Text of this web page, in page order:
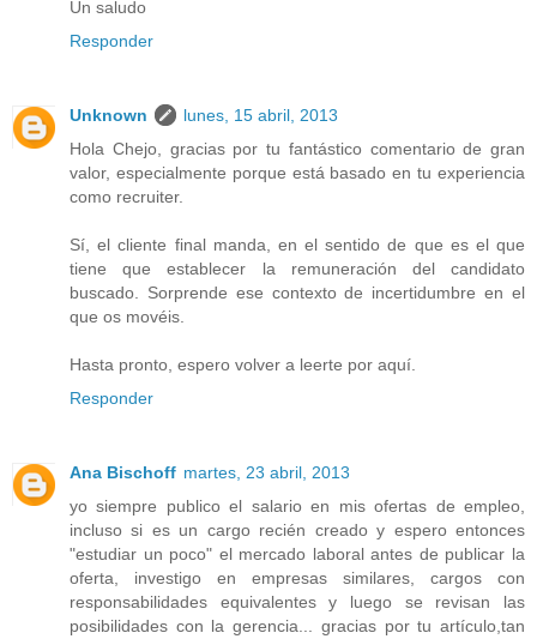
Un saludo
Responder
Unknown
lunes, 15 abril, 2013
Hola Chejo, gracias por tu fantástico comentario de gran
valor, especialmente porque está basado en tu experiencia
como recruiter.
Sí, el cliente final manda, en el sentido de que es el que
tiene que establecer la remuneración del candidato
buscado. Sorprende ese contexto de incertidumbre en el
que os movéis.
Hasta pronto, espero volver a leerte por aquí.
Responder
Ana Bischoff martes, 23 abril, 2013
yo siempre publico el salario en mis ofertas de empleo,
incluso si es un cargo recién creado y espero entonces
"estudiar un poco" el mercado laboral antes de publicar la
oferta, investigo en empresas similares, cargos con
responsabilidades equivalentes y luego se revisan las
posibilidades con la gerencia... gracias por tu artículo,tan